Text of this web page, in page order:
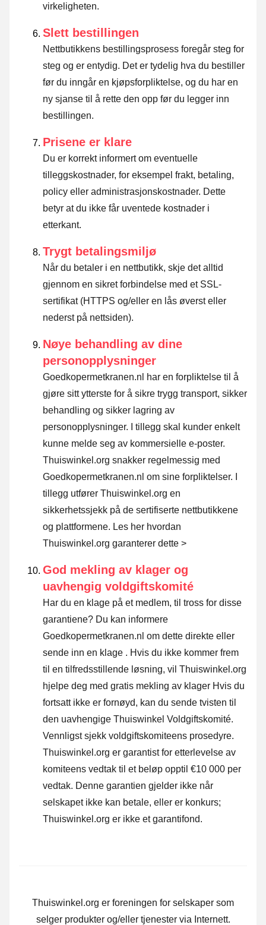
virkeligheten.
Slett bestillingen
Nettbutikkens bestillingsprosess foregår steg for
steg og er entydig. Det er tydelig hva du bestiller
før du inngår en kjøpsforpliktelse, og du har en
ny sjanse til å rette den opp før du legger inn
bestillingen.
Prisene er klare
Du er korrekt informert om eventuelle
tilleggskostnader, for eksempel frakt, betaling,
policy eller administrasjonskostnader. Dette
betyr at du ikke får uventede kostnader i
etterkant.
Trygt betalingsmiljø
Når du betaler i en nettbutikk, skje det alltid
gjennom en sikret forbindelse med et SSL-
sertifikat (HTTPS og/eller en lås øverst eller
nederst på nettsiden).
Nøye behandling av dine
personopplysninger
Goedkopermetkranen.nl har en forpliktelse til å
gjøre sitt ytterste for å sikre trygg transport, sikker
behandling og sikker lagring av
personopplysninger. I tillegg skal kunder enkelt
kunne melde seg av kommersielle e-poster.
Thuiswinkel.org snakker regelmessig med
Goedkopermetkranen.nl om sine forpliktelser. I
tillegg utfører Thuiswinkel.org en
sikkerhetssjekk på de sertifiserte nettbutikkene
og plattformene. Les her hvordan
Thuiswinkel.org garanterer dette >
God mekling av klager og
uavhengig voldgiftskomité
Har du en klage på et medlem, til tross for disse
garantiene? Du kan informere
Goedkopermetkranen.nl om dette direkte eller
sende inn en klage . Hvis du ikke kommer frem
til en tilfredsstillende løsning, vil Thuiswinkel.org
hjelpe deg med gratis mekling av klager Hvis du
fortsatt ikke er fornøyd, kan du sende tvisten til
den uavhengige Thuiswinkel Voldgiftskomité.
Vennligst sjekk voldgiftskomiteens prosedyre.
Thuiswinkel.org er garantist for etterlevelse av
komiteens vedtak til et beløp opptil €10 000 per
vedtak. Denne garantien gjelder ikke når
selskapet ikke kan betale, eller er konkurs;
Thuiswinkel.org er ikke et garantifond.
Thuiswinkel.org er foreningen for selskaper som
selger produkter og/eller tjenester via Internett.